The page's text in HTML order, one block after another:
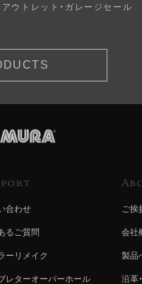
アウトレット・ガレージセール
合わせ
るご質問
ーリメイク
レターオーバーホール
ご挨
会社
製品
沿革